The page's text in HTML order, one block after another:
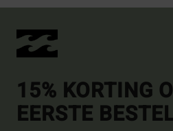
15% KORTING
EERSTE